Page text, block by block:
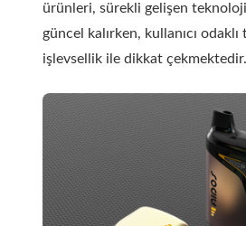
ürünleri, sürekli gelişen
güncel kalırken, kullanıcı odaklı
işlevsellik ile dikkat çekmektedir.